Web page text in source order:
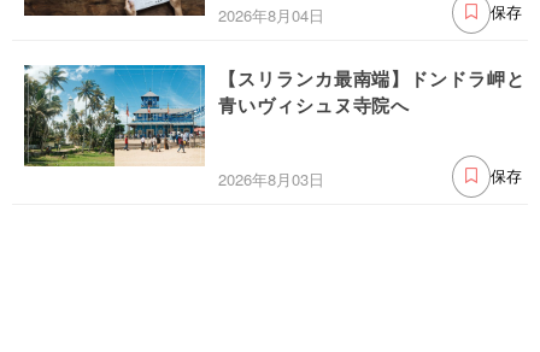
2026年8月04日 保存
【スリランカ最南端】ドンドラ岬と
青いヴィシュヌ寺院へ
2026年8月03日 保存